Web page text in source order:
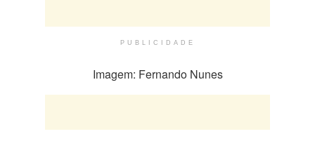
PUBLICIDADE
Imagem: Fernando Nunes